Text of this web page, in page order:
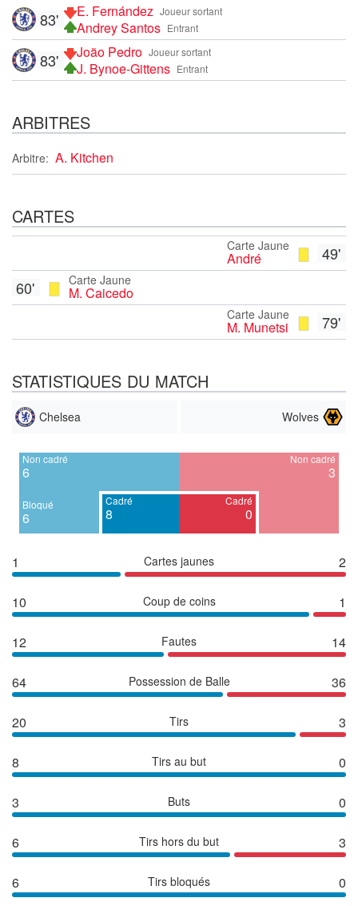
Joueur sortant
E. Fernández
Entrant
Andrey Santos
83'
Joueur sortant
João Pedro
Entrant
J. Bynoe-Gittens
83'
ARBITRES
Arbitre: A. Kitchen
CARTES
49'
Carte Jaune
André
Carte Jaune
M. Caicedo
60'
79'
Carte Jaune
M. Munetsi
STATISTIQUES DU MATCH
Chelsea Wolves
Non cadré
6
Bloqué
6
Cadré
8
Cadré
0
Non cadré
3
1 Cartes jaunes 2
10 Coup de coins 1
12 Fautes 14
64 Possession de Balle 36
20 Tirs 3
8 Tirs au but 0
3 Buts 0
6 Tirs hors du but 3
6 Tirs bloqués 0